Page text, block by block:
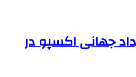
جهانی اکسپو در